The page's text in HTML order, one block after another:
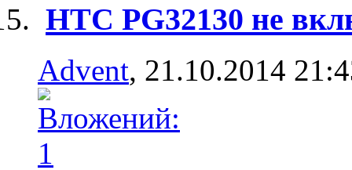
HTС PG32130 не
Advent, 21.10.2014